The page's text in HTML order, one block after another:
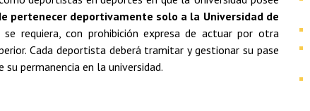
pertenecer deportivamente solo a la Universidad de
requiera, con prohibición expresa de actuar por otra
Cada deportista deberá tramitar y gestionar su pase
permanencia en la universidad.